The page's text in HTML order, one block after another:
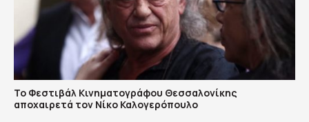
Το Φεστιβάλ Κινηματογράφου Θεσσαλονίκης
αποχαιρετά τον Νίκο Καλογερόπουλο